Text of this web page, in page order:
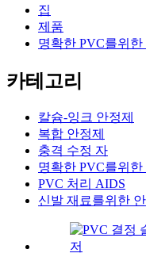
집
제품
명확한 PVC를위한
카테고리
칼슘-잉크 안정제
복합 안정제
충격 수정 자
명확한 PVC를위한
PVC 처리 AIDS
신발 재료를위한 안